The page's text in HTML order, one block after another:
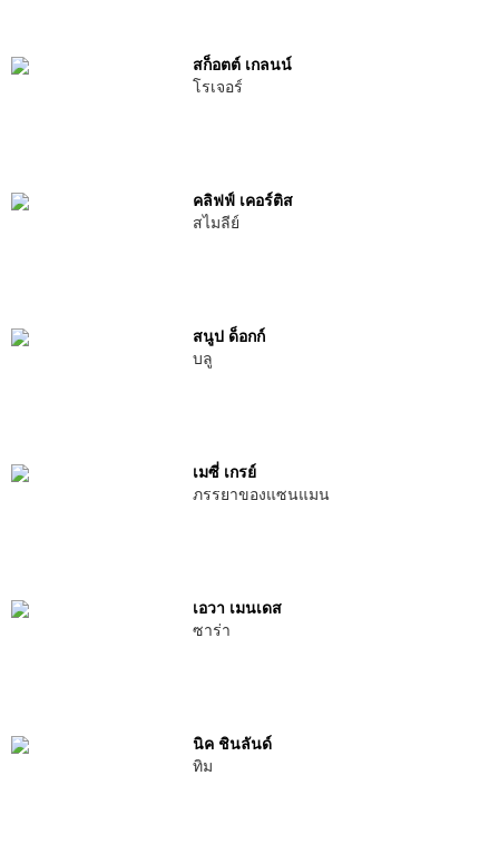
สก็อตต์ เกลนน์
โรเจอร์
คลิฟฟ์ เคอร์ติส
สไมลีย์
สนูป ด็อกก์
บลู
เมซี่ เกรย์
ภรรยาของแซนแมน
เอวา เมนเดส
ซาร่า
นิค ชินลันด์
ทิม